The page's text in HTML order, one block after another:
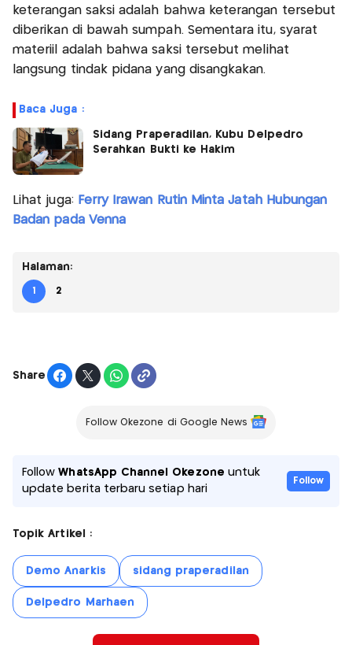
keterangan saksi adalah bahwa keterangan tersebut
diberikan di bawah sumpah. Sementara itu, syarat
materiil adalah bahwa saksi tersebut melihat
langsung tindak pidana yang disangkakan.
Baca Juga :
Sidang Praperadilan, Kubu Delpedro
Serahkan Bukti ke Hakim
Lihat juga: Ferry Irawan Rutin Minta Jatah Hubungan
Badan pada Venna
Halaman:
1 2
Share
Follow Okezone di Google News
FollowWhatsApp Channel Okezone untuk
update berita terbaru setiap hari
Follow
Topik Artikel :
Demo Anarkis sidang praperadilan
Delpedro Marhaen